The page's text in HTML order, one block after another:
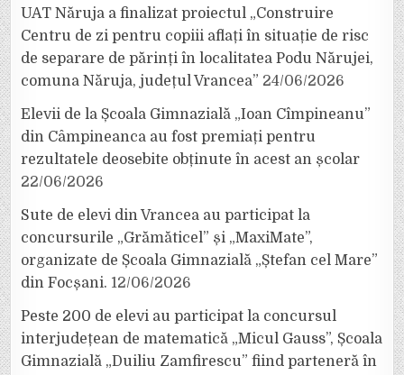
UAT Năruja a finalizat proiectul „Construire
Centru de zi pentru copiii aflați în situație de risc
de separare de părinți în localitatea Podu Nărujei,
comuna Năruja, județul Vrancea” 24/06/2026
Elevii de la Școala Gimnazială „Ioan Cîmpineanu”
din Câmpineanca au fost premiați pentru
rezultatele deosebite obținute în acest an școlar
22/06/2026
Sute de elevi din Vrancea au participat la
concursurile „Grămăticel” și „MaxiMate”,
organizate de Școala Gimnazială „Ștefan cel Mare”
din Focșani. 12/06/2026
Peste 200 de elevi au participat la concursul
interjudețean de matematică „Micul Gauss”, Școala
Gimnazială „Duiliu Zamfirescu” fiind parteneră în